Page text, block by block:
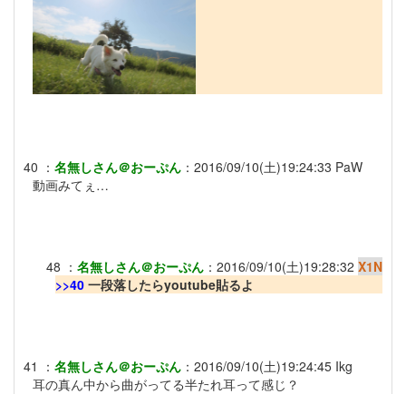
40 ： 名無しさん＠おーぷん ： 2016/09/10(土)19:24:33 PaW
動画みてぇ…
48 ： 名無しさん＠おーぷん ： 2016/09/10(土)19:28:32 X1N
>>40 一段落したらyoutube貼るよ
41 ： 名無しさん＠おーぷん ： 2016/09/10(土)19:24:45 Ikg
耳の真ん中から曲がってる半たれ耳って感じ？